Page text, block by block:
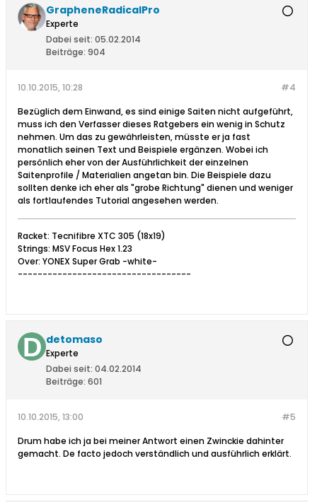
GrapheneRadicalPro
Experte
Dabei seit: 05.02.2014
Beiträge: 904
#4
10.10.2015, 10:28
Bezüglich dem Einwand, es sind einige Saiten nicht aufgeführt,
muss ich den Verfasser dieses Ratgebers ein wenig in Schutz
nehmen. Um das zu gewährleisten, müsste er ja fast
monatlich seinen Text und Beispiele ergänzen. Wobei ich
persönlich eher von der Ausführlichkeit der einzelnen
Saitenprofile / Materialien angetan bin. Die Beispiele dazu
sollten denke ich eher als "grobe Richtung" dienen und weniger
als fortlaufendes Tutorial angesehen werden.
Racket: Tecnifibre XTC 305 (18x19)
Strings: MSV Focus Hex 1.23
Over: YONEX Super Grab -white-
-----------------------------------
detomaso
Experte
Dabei seit: 04.02.2014
Beiträge: 601
#5
10.10.2015, 13:00
Drum habe ich ja bei meiner Antwort einen Zwinckie dahinter
gemacht. De facto jedoch verständlich und ausführlich erklärt.